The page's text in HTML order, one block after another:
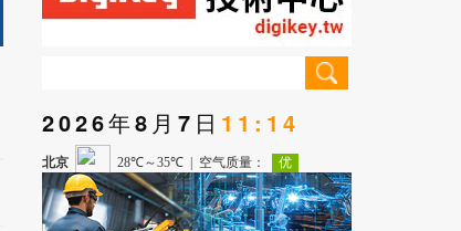
控制器
控制器
2026年8月7日 11:14